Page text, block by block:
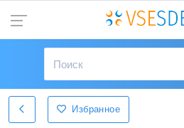
Избранное